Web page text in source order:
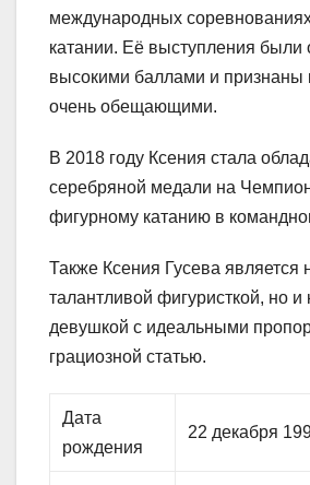
международных
катании. Её выступления были
высокими баллами и признаны
очень обещающими.
В 2018 году Ксения стала
серебряной медали на
фигурному катанию в
Также Ксения Гусева является
талантливой фигуристкой, но и
девушкой с идеальными
грациозной статью.
Дата
рождения
22 декабря